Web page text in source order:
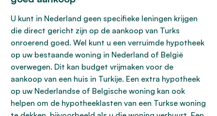
U kunt in Nederland geen specifieke leningen krijgen
die direct gericht zijn op de aankoop van Turks
onroerend goed. Wel kunt u een verruimde hypotheek
op uw bestaande woning in Nederland of België
overwegen. Dit kan budget vrijmaken voor de
aankoop van een huis in Turkije. Een extra hypotheek
op uw Nederlandse of Belgische woning kan ook
helpen om de hypotheeklasten van een Turkse woning